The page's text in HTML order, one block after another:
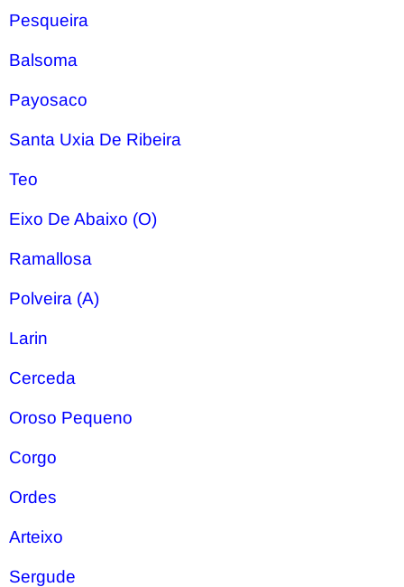
Pesqueira
Balsoma
Payosaco
Santa Uxia De Ribeira
Teo
Eixo De Abaixo (O)
Ramallosa
Polveira (A)
Larin
Cerceda
Oroso Pequeno
Corgo
Ordes
Arteixo
Sergude